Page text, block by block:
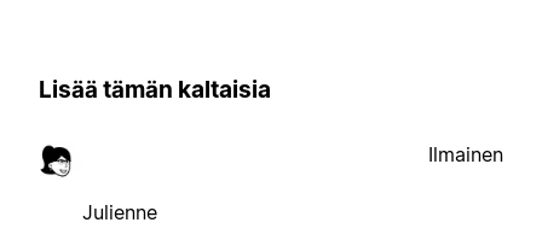
Lisää tämän kaltaisia
Julienne
Ilmainen